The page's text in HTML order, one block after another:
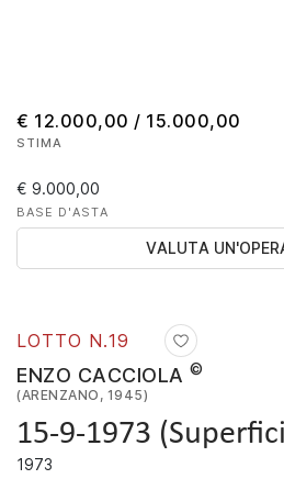
LOTTO N.19
ENZO CACCIOLA ©
(ARENZANO, 1945)
15-9-1973
1973
€ 12.000,00 / 15.000,00
STIMA
€ 9.000,00
BASE D'ASTA
VALUTA